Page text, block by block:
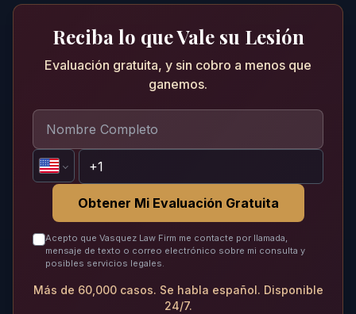
Reciba lo que Vale su Lesión
Evaluación gratuita, y sin cobro a menos que
ganemos.
Obtener Mi Evaluación Gratuita
Acepto que Vasquez Law Firm me contacte por llamada,
mensaje de texto o correo electrónico sobre mi consulta y
posibles servicios legales.
Más de 60,000 casos. Se habla español. Disponible
24/7.